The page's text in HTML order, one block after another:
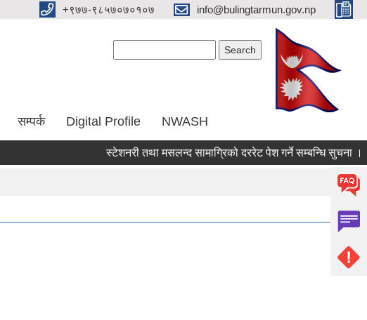
‌+९७७-९८५७०७०१०७ info@bulingtarmun.gov.np
सम्पर्क Digital Profile NWASH
स्टेशनरी तथा मसलन्द सामाग्रिको दररेट पेश गर्ने सम्बन्धि सुचना ।